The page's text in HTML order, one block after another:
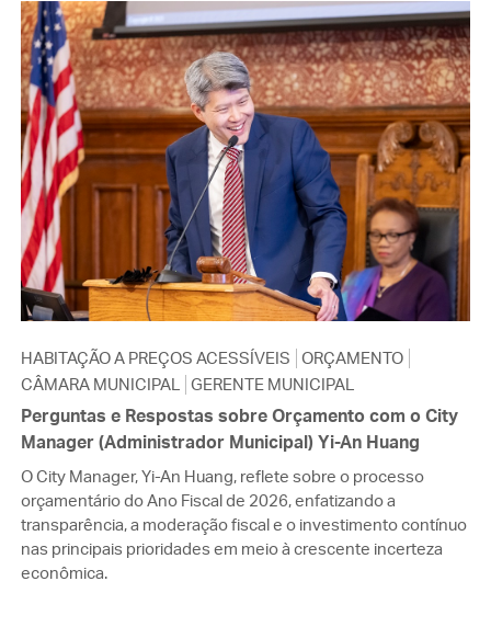
HABITAÇÃO A PREÇOS ACESSÍVEIS ORÇAMENTO
CÂMARA MUNICIPAL GERENTE MUNICIPAL
Perguntas e Respostas sobre Orçamento com o City
Manager (Administrador Municipal) Yi-An Huang
O City Manager, Yi-An Huang, reflete sobre o processo
orçamentário do Ano Fiscal de 2026, enfatizando a
transparência, a moderação fiscal e o investimento contínuo
nas principais prioridades em meio à crescente incerteza
econômica.